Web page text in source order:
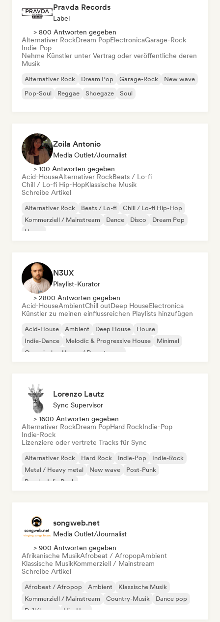
Pravda Records
Label
> 800 Antworten gegeben
Alternativer RockDream PopElectronicaGarage-Rock
Indie-Pop
Nehme Künstler unter Vertrag oder veröffentliche deren
Musik
Alternativer Rock Dream Pop Garage-Rock
New wave
Pop-Soul
Reggae Shoegaze Soul
Zoila Antonio
Media Outlet/Journalist
> 100 Antworten gegeben
Acid-HouseAlternativer RockBeats / Lo-fi
Chill / Lo-fi Hip-HopKlassische Musik
Schreibe Artikel
Alternativer Rock Beats / Lo-fi
Chill / Lo-fi Hip-Hop
Kommerziell / Mainstream
Dance Disco
Dream Pop
House
N3UX
Playlist-Kurator
> 2800 Antworten gegeben
Acid-HouseAmbientChill outDeep HouseElectronica
Künstler zu meinen einflussreichen Playlists hinzufügen
Acid-House Ambient Deep House
House
Indie-Dance
Melodic & Progressive House
Minimal
Organischer House / Downtempo
Lorenzo Lautz
Sync Supervisor
> 1600 Antworten gegeben
Alternativer RockDream PopHard RockIndie-Pop
Indie-Rock
Lizenziere oder vertrete Tracks für Sync
Alternativer Rock Hard Rock Indie-Pop
Indie-Rock
Metal / Heavy metal
New wave
Post-Punk
Psychedelic Rock
songweb.net
Media Outlet/Journalist
> 900 Antworten gegeben
Afrikanische MusikAfrobeat / AfropopAmbient
Klassische MusikKommerziell / Mainstream
Schreibe Artikel
Afrobeat / Afropop Ambient
Klassische Musik
Kommerziell / Mainstream
Country-Musik
Dance pop
Drill/Jersey
Hip-Hop